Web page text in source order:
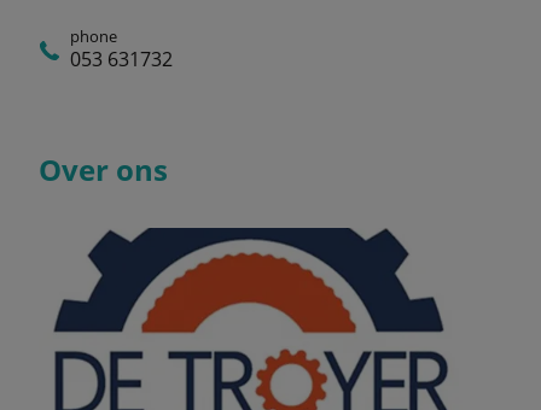
phone
053 631732
Over ons